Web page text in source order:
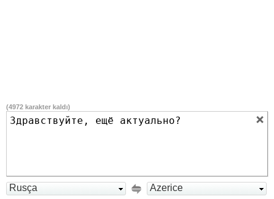
(4972 karakter kaldı)
Rusça Azerice